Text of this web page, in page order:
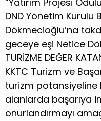
DND Yönetim Kurulu
Dökmecioğlu’na
geceye eşi Netice
TURİZME DEĞER
KKTC Turizm ve
turizm potansiyeline
alanlarda başarıya
onurlandırmayı